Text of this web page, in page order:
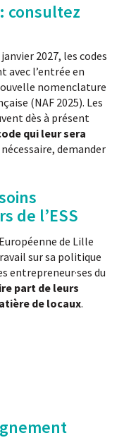
consultez
2027, les codes
avec l’entrée en
nomenclature
(NAF 2025). Les
dès à présent
qui leur sera
demander
de l’ESS
de Lille
sur sa politique
entrepreneur·ses du
part de leurs
de locaux.